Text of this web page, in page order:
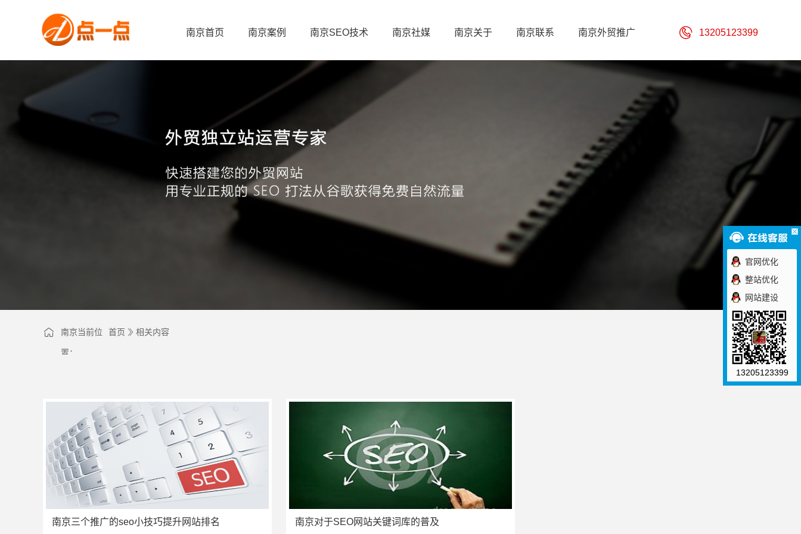
南京首页 南京案例 南京SEO技术 南京社媒 南京关于 南京联系 南京外贸推广 13205123399
南京当前位
置：
首页 相关内容
南京三个推广的seo小技巧提升网站排名 南京对于SEO网站关键词库的普及
官网优化
整站优化
网站建设
13205123399